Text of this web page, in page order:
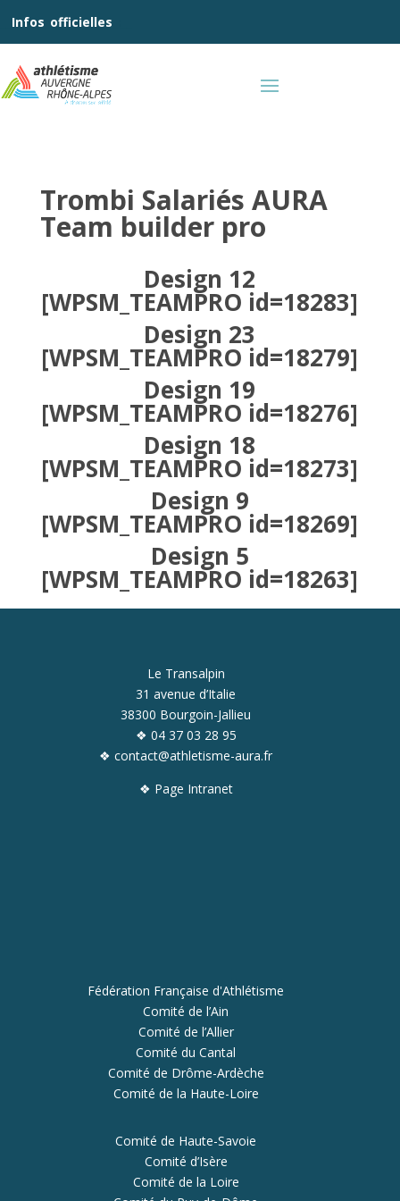
Infos officielles
Trombi Salariés AURA
Team builder pro
Design 12
[WPSM_TEAMPRO id=18283]
Design 23
[WPSM_TEAMPRO id=18279]
Design 19
[WPSM_TEAMPRO id=18276]
Design 18
[WPSM_TEAMPRO id=18273]
Design 9
[WPSM_TEAMPRO id=18269]
Design 5
[WPSM_TEAMPRO id=18263]
Le Transalpin
31 avenue d’Italie
38300 Bourgoin-Jallieu
❖ 04 37 03 28 95
❖ contact@athletisme-aura.fr
❖ Page Intranet
Fédération Française d'Athlétisme
Comité de l’Ain
Comité de l’Allier
Comité du Cantal
Comité de Drôme-Ardèche
Comité de la Haute-Loire
Comité de Haute-Savoie
Comité d’Isère
Comité de la Loire